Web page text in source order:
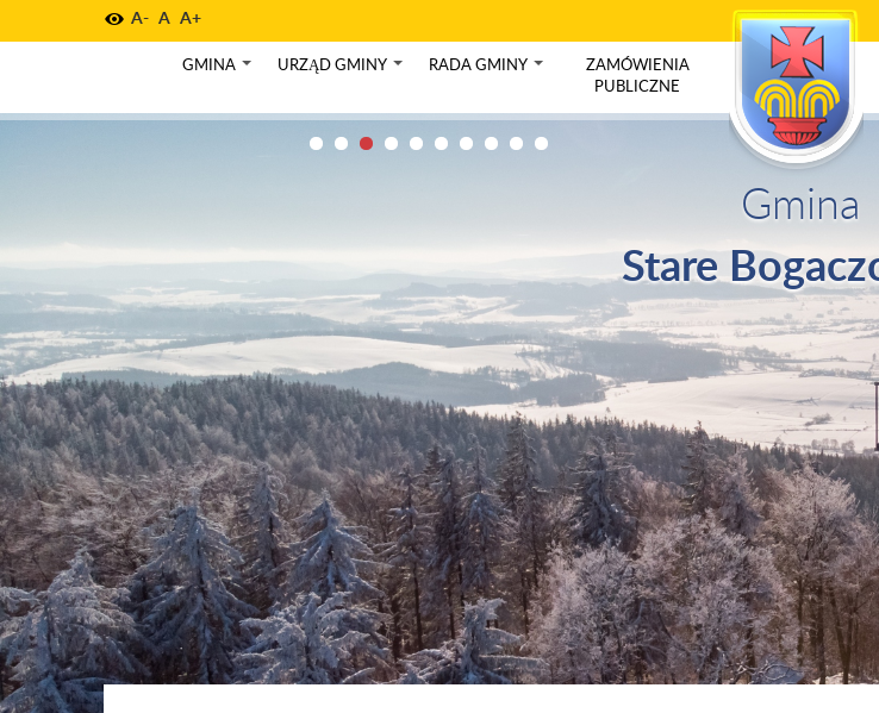
A- A A+
GMINA URZĄD GMINY RADA GMINY
ZAMÓWIENIA
PUBLICZNE
Gmina
Stare